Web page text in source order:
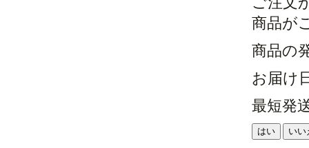
商品が
商品の
お届け
最短発
はい いい